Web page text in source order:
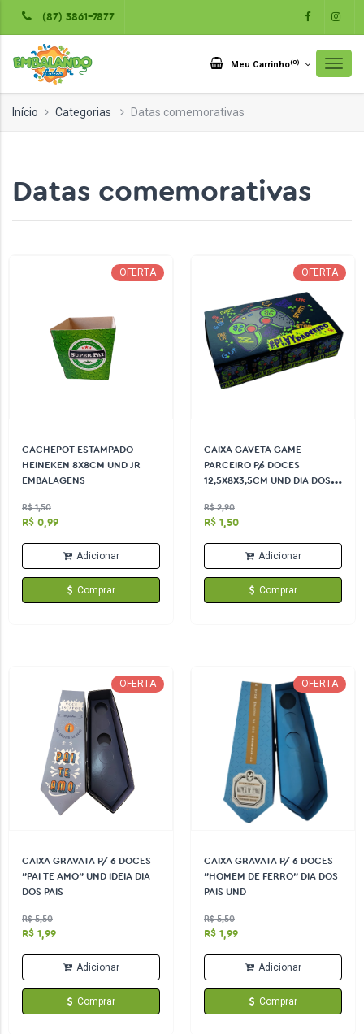
(87) 3861-7877
Meu Carrinho(0)
Início Categorias Datas comemorativas
Datas comemorativas
OFERTA
CACHEPOT ESTAMPADO
HEINEKEN 8X8CM UND JR
EMBALAGENS
R$ 1,50
R$ 0,99
Adicionar
Comprar
OFERTA
CAIXA GAVETA GAME
PARCEIRO P/6 DOCES
12,5X8X3,5CM UND DIA DOS
R$ 2,90
R$ 1,50
Adicionar
Comprar
OFERTA
CAIXA GRAVATA P/ 6 DOCES
"PAI TE AMO" UND IDEIA DIA
DOS PAIS
R$ 5,50
R$ 1,99
Adicionar
Comprar
OFERTA
CAIXA GRAVATA P/ 6 DOCES
"HOMEM DE FERRO" DIA DOS
PAIS UND
R$ 5,50
R$ 1,99
Adicionar
Comprar